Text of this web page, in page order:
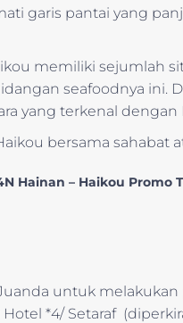
garis pantai yang
memiliki sejumlah
seafoodnya ini.
yang terkenal dengan
bersama sahabat
Hainan – Haikou Promo
untuk melakukan
Hotel *4/ Setaraf